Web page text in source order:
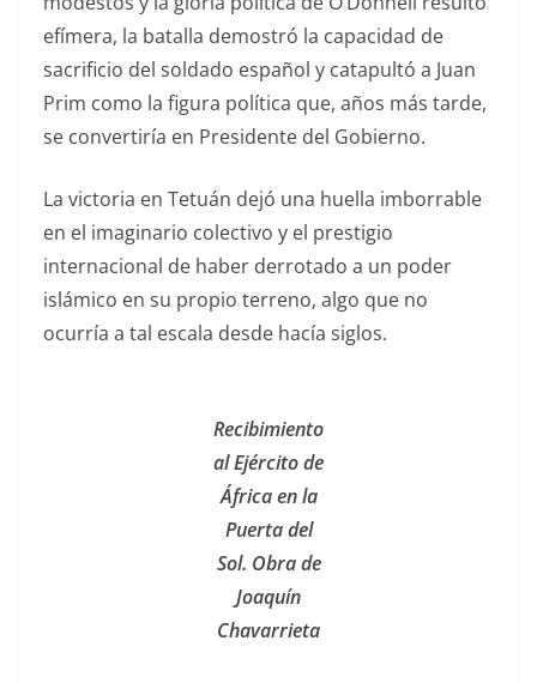
efímera, la batalla demostró la capacidad de
sacrificio del soldado español y catapultó a Juan
Prim como la figura política que, años más tarde,
se convertiría en Presidente del Gobierno.
La victoria en Tetuán dejó una huella imborrable
en el imaginario colectivo y el prestigio
internacional de haber derrotado a un poder
islámico en su propio terreno, algo que no
ocurría a tal escala desde hacía siglos.
Recibimiento
al Ejército de
África en la
Puerta del
Sol. Obra de
Joaquín
Chavarrieta